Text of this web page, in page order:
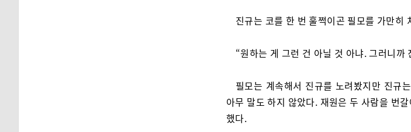
진규는 코를 한 번 훌쩍이곤 필모를 가만히
“원하는 게 그런 건 아닐 것 아냐. 그러니까
필모는 계속해서 진규를 노려봤지만 진규
아무 말도 하지 않았다. 재원은 두 사람을 번
했다.